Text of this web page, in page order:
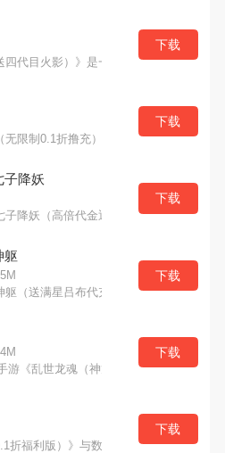
四代目火影）》是一款以火影为题材的
下载
无限制0.1折撸充）》由上海美术电影制
下载
子降妖
子降妖（高倍代金返利版）》由上海美
下载
躯
躯（送满星吕布代充）》是一款国漫改
下载
游《乱世龙魂（神龙斗士百万充）》重
下载
折福利版）》与数百万的玩家一同踏上
下载